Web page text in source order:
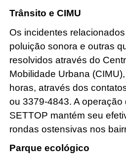
Trânsito e CIMU
Os incidentes
poluição sonora e outras
resolvidos através do
Mobilidade Urbana
horas, através dos
ou 3379-4843. A operação
SETTOP mantém seu
rondas ostensivas nos
Parque ecológico